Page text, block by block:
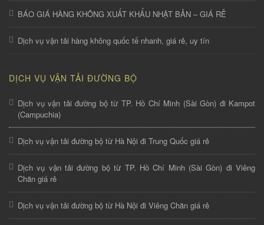
BÁO GIÁ HÀNG KHÔNG XUẤT KHẨU NHẬT BẢN – GIÁ RẺ
Dịch vụ vận tải hàng không quốc tế nhanh, giá rẻ, uy tín
DỊCH VỤ VẬN TẢI ĐƯỜNG BỘ
Dịch vụ vận tải đường bộ từ TP. Hồ Chí Minh (Sài Gòn) đi Kampot
(Campuchia)
Dịch vụ vận tải đường bộ từ Hà Nội đi Trung Quốc giá rẻ
Dịch vụ vận tải đường bộ từ TP. Hồ Chí Minh (Sài Gòn) đi Viêng
Chăn giá rẻ
Dịch vụ vận tải đường bộ từ Hà Nội đi Viêng Chăn giá rẻ